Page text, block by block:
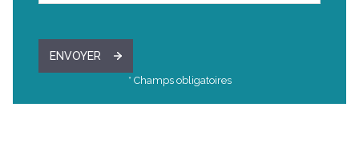
ENVOYER
* Champs obligatoires